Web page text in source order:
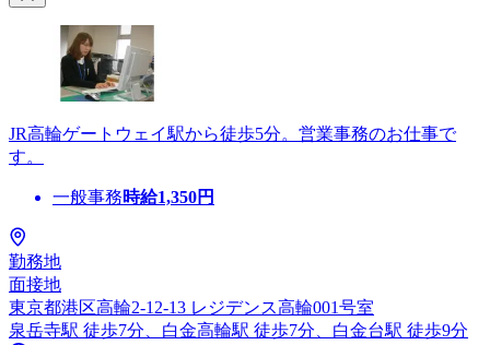
JR高輪ゲートウェイ駅から徒歩5分。営業事務のお仕事で
す。
一般事務時給1,350円
勤務地
面接地
東京都港区高輪2-12-13 レジデンス高輪001号室
泉岳寺駅 徒歩7分、白金高輪駅 徒歩7分、白金台駅 徒歩9分